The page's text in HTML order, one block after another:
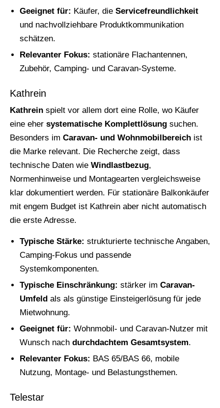
Geeignet für: Käufer, die Servicefreundlichkeit
und nachvollziehbare Produktkommunikation
schätzen.
Relevanter Fokus: stationäre Flachantennen,
Zubehör, Camping- und Caravan-Systeme.
Kathrein
Kathrein spielt vor allem dort eine Rolle, wo Käufer
eine eher systematische Komplettlösung suchen.
Besonders im Caravan- und Wohnmobilbereich ist
die Marke relevant. Die Recherche zeigt, dass
technische Daten wie Windlastbezug,
Normenhinweise und Montagearten vergleichsweise
klar dokumentiert werden. Für stationäre Balkonkäufer
mit engem Budget ist Kathrein aber nicht automatisch
die erste Adresse.
Typische Stärke: strukturierte technische Angaben,
Camping-Fokus und passende
Systemkomponenten.
Typische Einschränkung: stärker im Caravan-
Umfeld als als günstige Einsteigerlösung für jede
Mietwohnung.
Geeignet für: Wohnmobil- und Caravan-Nutzer mit
Wunsch nach durchdachtem Gesamtsystem.
Relevanter Fokus: BAS 65/BAS 66, mobile
Nutzung, Montage- und Belastungsthemen.
Telestar